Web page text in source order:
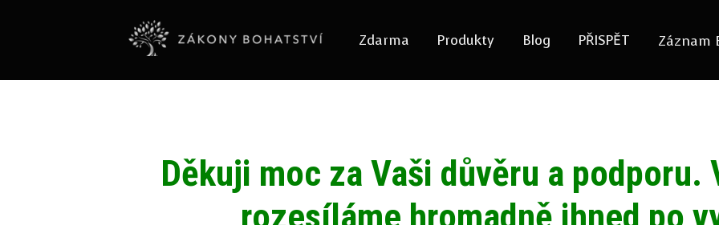
Zdarma Produkty Blog PŘISPĚT Záznam
Děkuji moc za Vaši důvěru a podporu.